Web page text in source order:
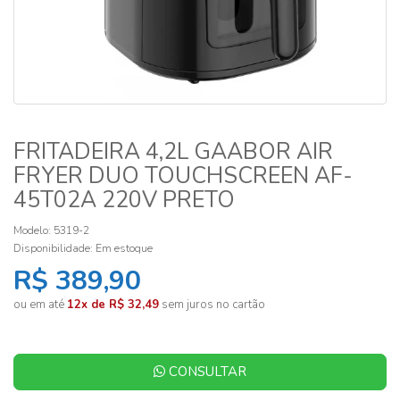
FRITADEIRA 4,2L GAABOR AIR
FRYER DUO TOUCHSCREEN AF-
45T02A 220V PRETO
Modelo: 5319-2
Disponibilidade: Em estoque
R$ 389,90
ou em até 12x de R$ 32,49 sem juros no cartão
CONSULTAR